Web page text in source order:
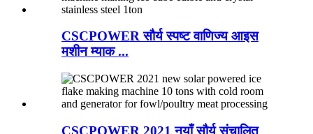
CSCPOWER सौर्य स्पष्ट वाणिज्य आइस
मशीन म्याक ...
CSCPOWER 2021 नयाँ सौर्य संचालित